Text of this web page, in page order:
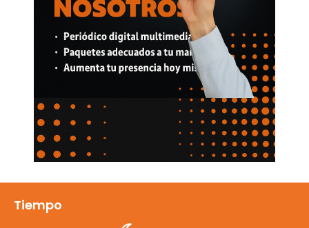
Tiempo